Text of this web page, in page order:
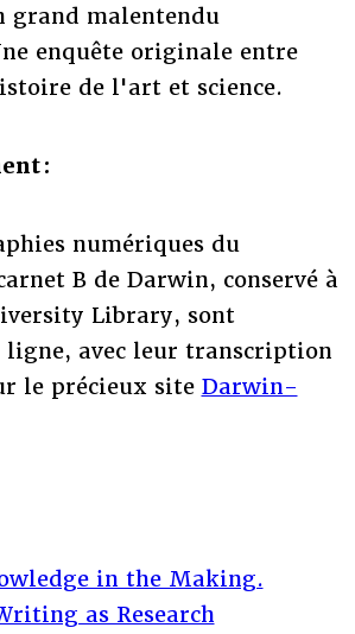
malentendu
enquête originale entre
de l'art et science.
:
numériques du
B de Darwin, conservé à
Library, sont
ligne, avec leur transcription
le précieux site Darwin-
in the Making.
as Research